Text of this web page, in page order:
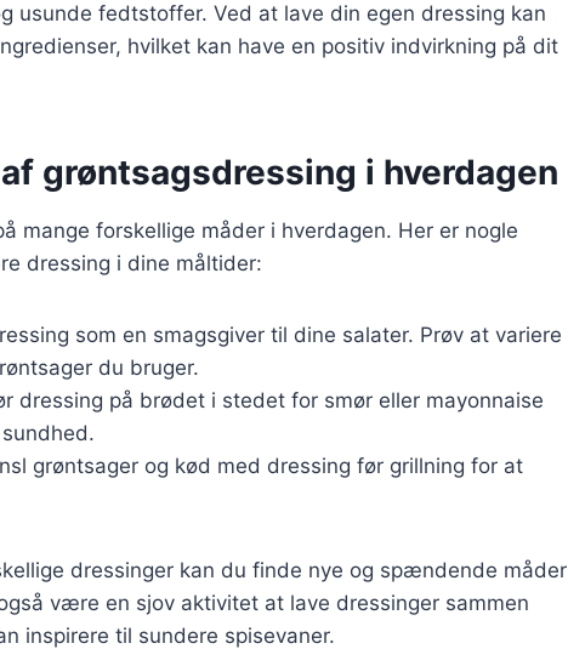
usunde fedtstoffer. Ved at lave din egen dressing kan
hvilket kan have en positiv indvirkning på dit
grøntsagsdressing i hverdagen
mange forskellige måder i hverdagen. Her er nogle
dressing i dine måltider:
som en smagsgiver til dine salater. Prøv at variere
du bruger.
dressing på brødet i stedet for smør eller mayonnaise
grøntsager og kød med dressing før grillning for at
dressinger kan du finde nye og spændende måder
være en sjov aktivitet at lave dressinger sammen
inspirere til sundere spisevaner.